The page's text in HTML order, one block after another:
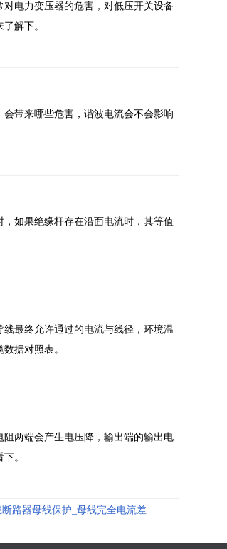
电力变压器的危害，对低压开关设备
解下。
带来哪些危害，谐波电流会不会影响
如果绝缘杆存在沿面电流时，其等值
最终允许通过的电流与线径，环境温
据对照表。
两端会产生电压降，输出端的输出电
。
断路器母线保护_母线完全电流差